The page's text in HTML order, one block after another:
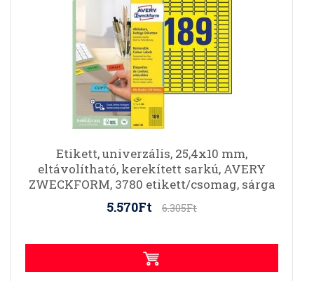
Etikett, univerzális, 25,4x10 mm,
eltávolítható, kerekített sarkú, AVERY
ZWECKFORM, 3780 etikett/csomag, sárga
5.570Ft 6.305Ft